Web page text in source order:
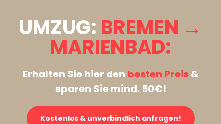
UMZUG: BREMEN →
MARIENBAD:
Erhalten Sie hier den besten Preis&
sparen Sie mind. 50€!
Kostenlos & unverbindlich anfragen!